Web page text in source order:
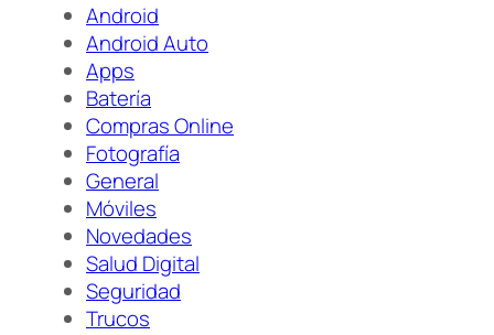
Android
Android Auto
Apps
Batería
Compras Online
Fotografía
General
Móviles
Novedades
Salud Digital
Seguridad
Trucos